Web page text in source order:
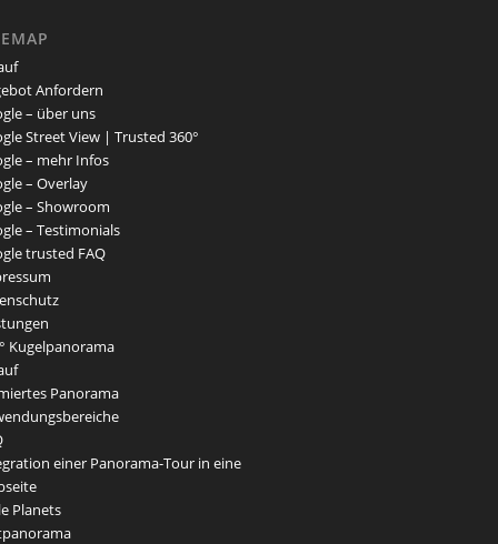
Anfordern
– über uns
Street View | Trusted 360°
– mehr Infos
– Overlay
– Showroom
– Testimonials
trusted FAQ
Kugelpanorama
Panorama
einer Panorama-Tour in eine
Planets